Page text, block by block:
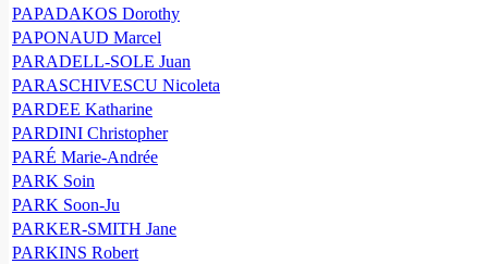
PAPADAKOS Dorothy
PAPONAUD Marcel
PARADELL-SOLE Juan
PARASCHIVESCU Nicoleta
PARDEE Katharine
PARDINI Christopher
PARÉ Marie-Andrée
PARK Soin
PARK Soon-Ju
PARKER-SMITH Jane
PARKINS Robert